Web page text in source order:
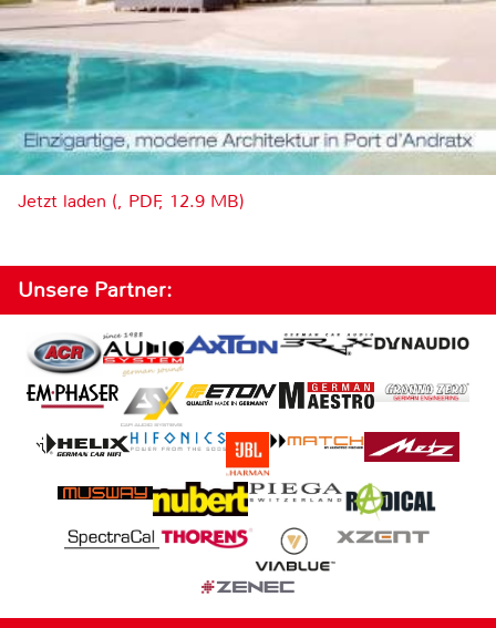
Jetzt laden (, PDF, 12.9 MB)
Unsere Partner: